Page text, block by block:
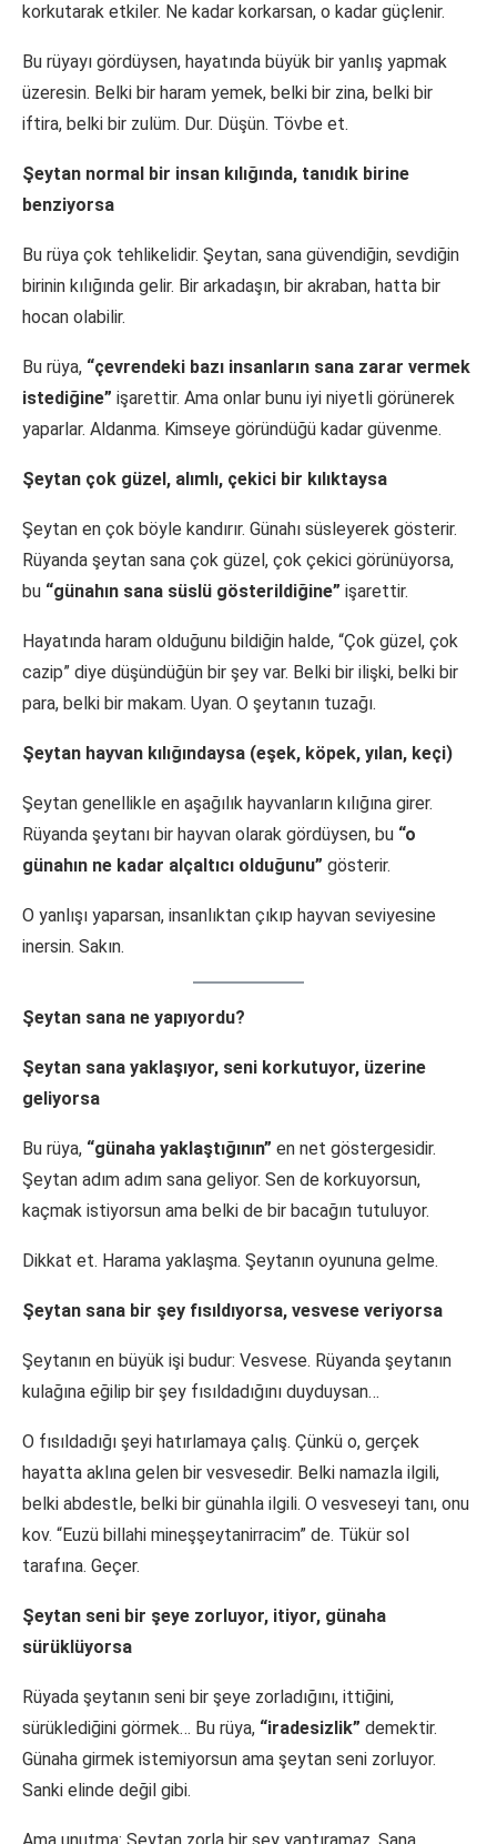
korkutarak etkiler. Ne kadar korkarsan, o kadar güçlenir.
Bu rüyayı gördüysen, hayatında büyük bir yanlış yapmak
üzeresin. Belki bir haram yemek, belki bir zina, belki bir
iftira, belki bir zulüm. Dur. Düşün. Tövbe et.
Şeytan normal bir insan kılığında, tanıdık birine
benziyorsa
Bu rüya çok tehlikelidir. Şeytan, sana güvendiğin, sevdiğin
birinin kılığında gelir. Bir arkadaşın, bir akraban, hatta bir
hocan olabilir.
Bu rüya, “çevrendeki bazı insanların sana zarar vermek
istediğine” işarettir. Ama onlar bunu iyi niyetli görünerek
yaparlar. Aldanma. Kimseye göründüğü kadar güvenme.
Şeytan çok güzel, alımlı, çekici bir kılıktaysa
Şeytan en çok böyle kandırır. Günahı süsleyerek gösterir.
Rüyanda şeytan sana çok güzel, çok çekici görünüyorsa,
bu “günahın sana süslü gösterildiğine” işarettir.
Hayatında haram olduğunu bildiğin halde, “Çok güzel, çok
cazip” diye düşündüğün bir şey var. Belki bir ilişki, belki bir
para, belki bir makam. Uyan. O şeytanın tuzağı.
Şeytan hayvan kılığındaysa (eşek, köpek, yılan, keçi)
Şeytan genellikle en aşağılık hayvanların kılığına girer.
Rüyanda şeytanı bir hayvan olarak gördüysen, bu “o
günahın ne kadar alçaltıcı olduğunu” gösterir.
O yanlışı yaparsan, insanlıktan çıkıp hayvan seviyesine
inersin. Sakın.
Şeytan sana ne yapıyordu?
Şeytan sana yaklaşıyor, seni korkutuyor, üzerine
geliyorsa
Bu rüya, “günaha yaklaştığının” en net göstergesidir.
Şeytan adım adım sana geliyor. Sen de korkuyorsun,
kaçmak istiyorsun ama belki de bir bacağın tutuluyor.
Dikkat et. Harama yaklaşma. Şeytanın oyununa gelme.
Şeytan sana bir şey fısıldıyorsa, vesvese veriyorsa
Şeytanın en büyük işi budur: Vesvese. Rüyanda şeytanın
kulağına eğilip bir şey fısıldadığını duyduysan…
O fısıldadığı şeyi hatırlamaya çalış. Çünkü o, gerçek
hayatta aklına gelen bir vesvesedir. Belki namazla ilgili,
belki abdestle, belki bir günahla ilgili. O vesveseyi tanı, onu
kov. “Euzü billahi mineşşeytanirracim” de. Tükür sol
tarafına. Geçer.
Şeytan seni bir şeye zorluyor, itiyor, günaha
sürüklüyorsa
Rüyada şeytanın seni bir şeye zorladığını, ittiğini,
sürüklediğini görmek… Bu rüya, “iradesizlik” demektir.
Günaha girmek istemiyorsun ama şeytan seni zorluyor.
Sanki elinde değil gibi.